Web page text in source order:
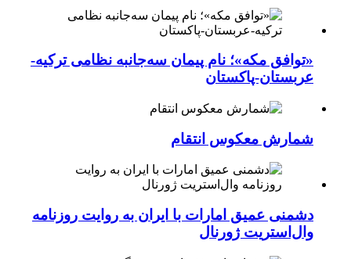
«توافق مکه»؛ نام پیمان سه‌جانبه نظامی ترکیه-
عربستان-پاکستان
شمارش معکوس انتقام
دشمنی عمیق امارات با ایران به روایت روزنامه
وال‌استریت ژورنال